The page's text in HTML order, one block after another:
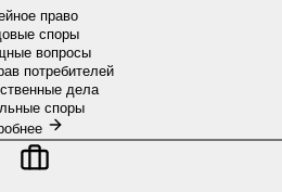
право
споры
вопросы
потребителей
дела
споры